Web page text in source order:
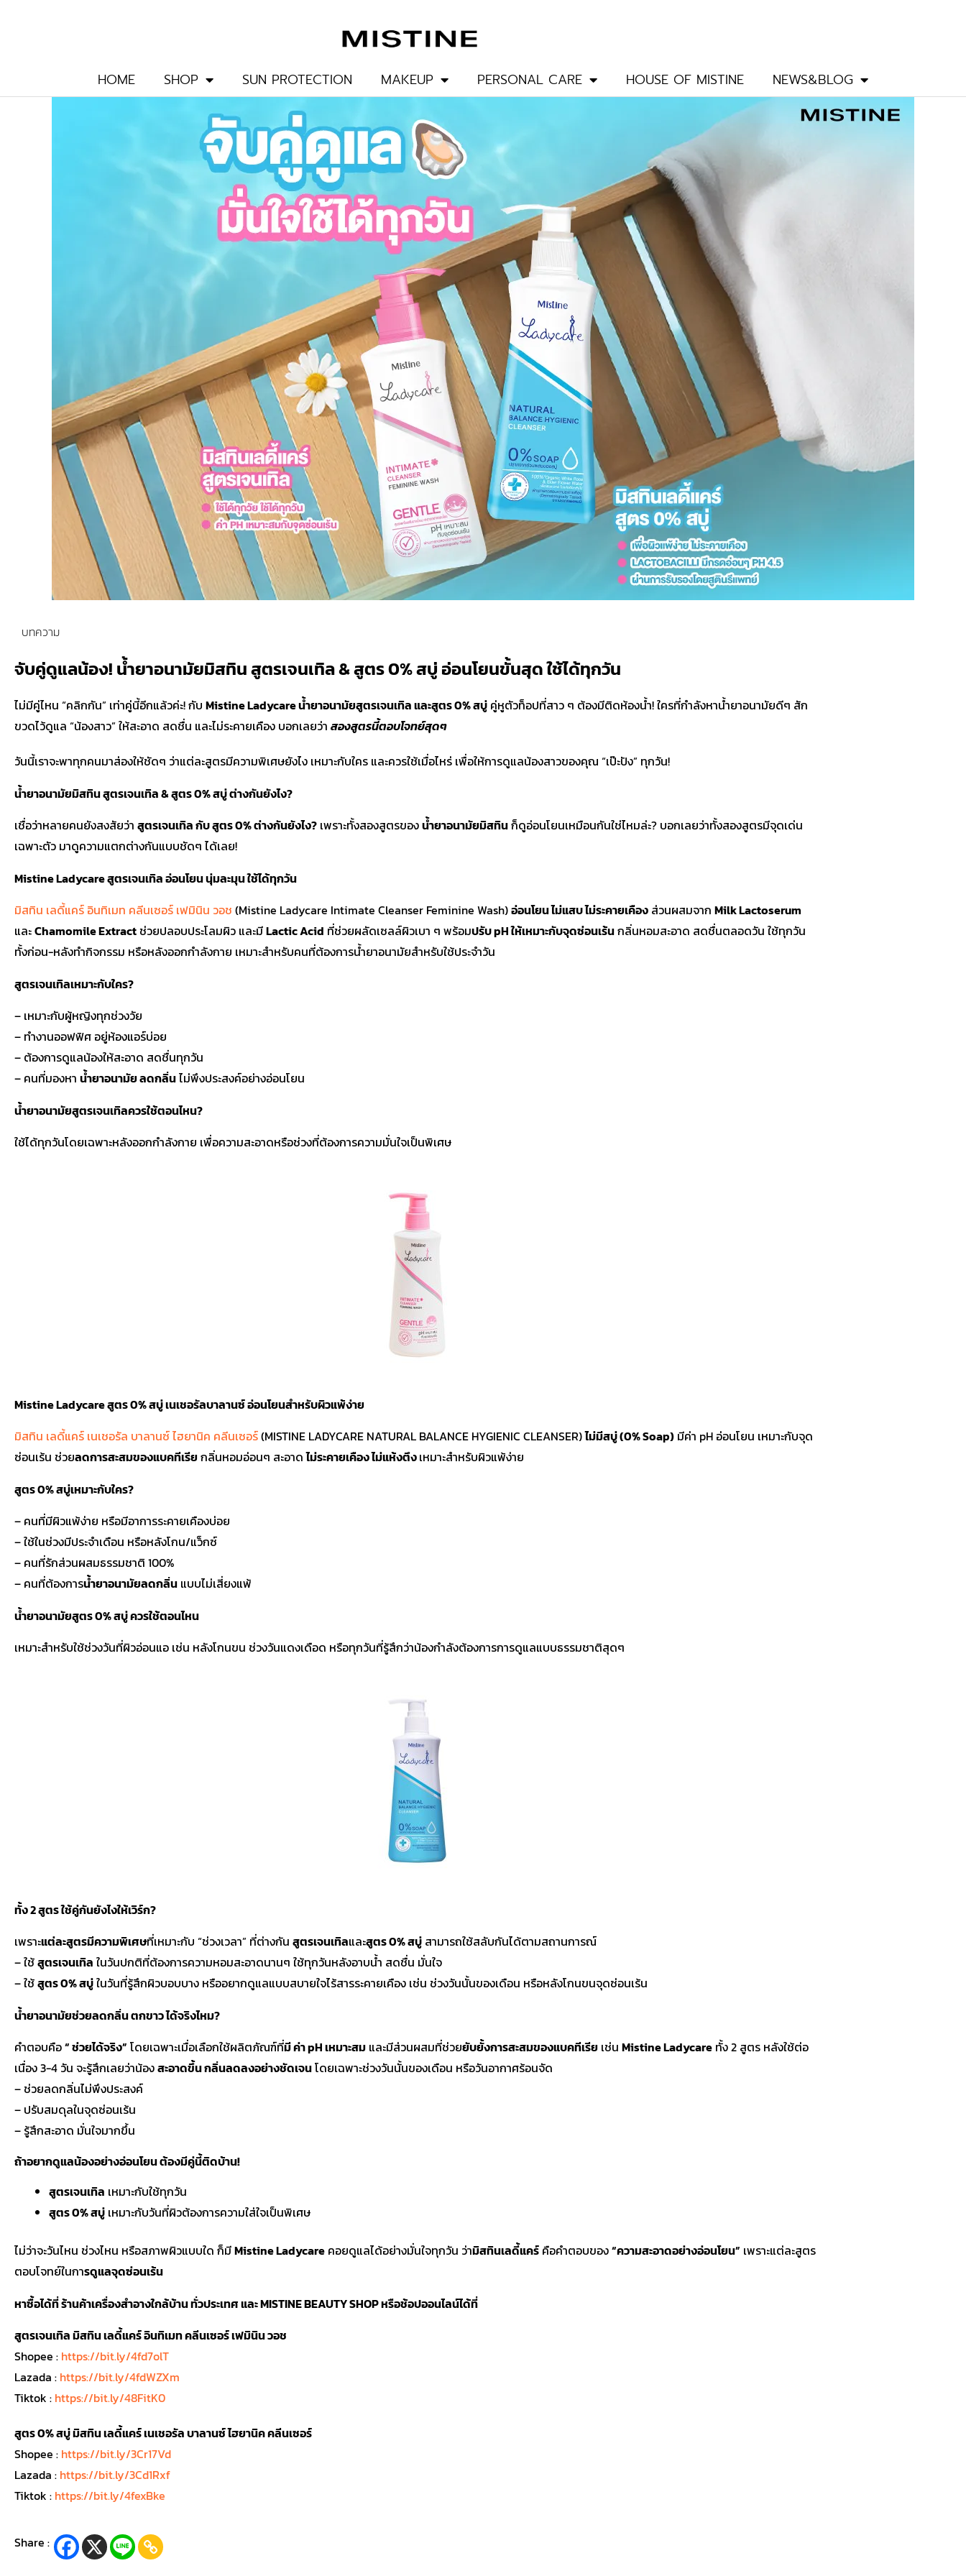
HOME SHOP SUN PROTECTION MAKEUP PERSONAL CARE HOUSE OF MISTINE NEWS&BLOG
บทความ
จับคู่ดูแลน้อง! น้ำยาอนามัยมิสทิน สูตรเจนเทิล & สูตร 0% สบู่ อ่อนโยนขั้นสุด ใช้ได้ทุกวัน
ไม่มีคู่ไหน “คลิกกัน” เท่าคู่นี้อีกแล้วค่ะ! กับ Mistine Ladycare น้ำยาอนามัยสูตรเจนเทิล และสูตร 0% สบู่ คู่หูตัวท็อปที่สาว ๆ ต้องมีติดห้องน้ำ! ใครที่กำลังหาน้ำยาอนามัยดีๆ สัก
ขวดไว้ดูแล “น้องสาว” ให้สะอาด สดชื่น และไม่ระคายเคือง บอกเลยว่า สองสูตรนี้ตอบโจทย์สุดๆ
วันนี้เราจะพาทุกคนมาส่องให้ชัดๆ ว่าแต่ละสูตรมีความพิเศษยังไง เหมาะกับใคร และควรใช้เมื่อไหร่ เพื่อให้การดูแลน้องสาวของคุณ “เป๊ะปัง” ทุกวัน!
น้ำยาอนามัยมิสทิน สูตรเจนเทิล & สูตร 0% สบู่ ต่างกันยังไง?
เชื่อว่าหลายคนยังสงสัยว่า สูตรเจนเทิล กับ สูตร 0% ต่างกันยังไง? เพราะทั้งสองสูตรของน้ำยาอนามัยมิสทินก็ดูอ่อนโยนเหมือนกันใช่ไหมล่ะ? บอกเลยว่าทั้งสองสูตรมีจุดเด่น
เฉพาะตัว มาดูความแตกต่างกันแบบชัดๆ ได้เลย!
Mistine Ladycare สูตรเจนเทิล อ่อนโยน นุ่มละมุน ใช้ได้ทุกวัน
มิสทิน เลดี้แคร์ อินทิเมท คลีนเซอร์ เฟมินิน วอช (Mistine Ladycare Intimate Cleanser Feminine Wash)อ่อนโยน ไม่แสบ ไม่ระคายเคือง ส่วนผสมจาก Milk Lactoserum
และChamomile Extractช่วยปลอบประโลมผิว และมีLactic Acid ที่ช่วยผลัดเซลล์ผิวเบา ๆ พร้อมปรับ pH ให้เหมาะกับจุดซ่อนเร้นกลิ่นหอมสะอาด สดชื่นตลอดวัน ใช้ทุกวัน
ทั้งก่อน-หลังทำกิจกรรม หรือหลังออกกำลังกาย เหมาะสำหรับคนที่ต้องการน้ำยาอนามัยสำหรับใช้ประจำวัน
สูตรเจนเทิลเหมาะกับใคร?
– เหมาะกับผู้หญิงทุกช่วงวัย
– ทำงานออฟฟิศ อยู่ห้องแอร์บ่อย
– ต้องการดูแลน้องให้สะอาด สดชื่นทุกวัน
– คนที่มองหา น้ำยาอนามัย ลดกลิ่นไม่พึงประสงค์อย่างอ่อนโยน
น้ำยาอนามัยสูตรเจนเทิลควรใช้ตอนไหน?
ใช้ได้ทุกวันโดยเฉพาะหลังออกกำลังกาย เพื่อความสะอาดหรือช่วงที่ต้องการความมั่นใจเป็นพิเศษ
Mistine Ladycare สูตร 0% สบู่ เนเชอรัลบาลานซ์ อ่อนโยนสำหรับผิวแพ้ง่าย
มิสทิน เลดี้แคร์ เนเชอรัล บาลานซ์ ไฮยานิค คลีนเซอร์(MISTINE LADYCARE NATURAL BALANCE HYGIENIC CLEANSER)ไม่มีสบู่ (0% Soap) มีค่า pH อ่อนโยน เหมาะกับจุด
ซ่อนเร้น ช่วยลดการสะสมของแบคทีเรียกลิ่นหอมอ่อนๆ สะอาดไม่ระคายเคือง ไม่แห้งตึงเหมาะสำหรับผิวแพ้ง่าย
สูตร 0% สบู่เหมาะกับใคร?
– คนที่มีผิวแพ้ง่าย หรือมีอาการระคายเคืองบ่อย
– ใช้ในช่วงมีประจำเดือน หรือหลังโกน/แว็กซ์
– คนที่รักส่วนผสมธรรมชาติ 100%
– คนที่ต้องการน้ำยาอนามัยลดกลิ่น แบบไม่เสี่ยงแพ้
น้ำยาอนามัยสูตร 0% สบู่ ควรใช้ตอนไหน
เหมาะสำหรับใช้ช่วงวันที่ผิวอ่อนแอ เช่น หลังโกนขน ช่วงวันแดงเดือด หรือทุกวันที่รู้สึกว่าน้องกำลังต้องการการดูแลแบบธรรมชาติสุดๆ
ทั้ง 2 สูตร ใช้คู่กันยังไงให้เวิร์ก?
เพราะแต่ละสูตรมีความพิเศษที่เหมาะกับ “ช่วงเวลา” ที่ต่างกัน สูตรเจนเทิลและสูตร 0% สบู่ สามารถใช้สลับกันได้ตามสถานการณ์
– ใช้สูตรเจนเทิล ในวันปกติที่ต้องการความหอมสะอาดนานๆ ใช้ทุกวันหลังอาบน้ำ สดชื่น มั่นใจ
– ใช้สูตร 0% สบู่ในวันที่รู้สึกผิวบอบบาง หรืออยากดูแลแบบสบายใจไร้สารระคายเคือง เช่น ช่วงวันนั้นของเดือน หรือหลังโกนขนจุดซ่อนเร้น
น้ำยาอนามัยช่วยลดกลิ่น ตกขาว ได้จริงไหม?
คำตอบคือ“ ช่วยได้จริง” โดยเฉพาะเมื่อเลือกใช้ผลิตภัณฑ์ที่มี ค่า pH เหมาะสม และมีส่วนผสมที่ช่วยยับยั้งการสะสมของแบคทีเรีย เช่น Mistine Ladycare ทั้ง 2 สูตร หลังใช้ต่อ
เนื่อง 3-4 วัน จะรู้สึกเลยว่าน้องสะอาดขึ้น กลิ่นลดลงอย่างชัดเจนโดยเฉพาะช่วงวันนั้นของเดือน หรือวันอากาศร้อนจัด
– ช่วยลดกลิ่นไม่พึงประสงค์
– ปรับสมดุลในจุดซ่อนเร้น
– รู้สึกสะอาด มั่นใจมากขึ้น
ถ้าอยากดูแลน้องอย่างอ่อนโยน ต้องมีคู่นี้ติดบ้าน!
สูตรเจนเทิล เหมาะกับใช้ทุกวัน
สูตร 0% สบู่ เหมาะกับวันที่ผิวต้องการความใส่ใจเป็นพิเศษ
ไม่ว่าจะวันไหน ช่วงไหน หรือสภาพผิวแบบใด ก็มีMistine Ladycare คอยดูแลได้อย่างมั่นใจทุกวัน ว่ามิสทินเลดี้แคร์ คือคำตอบของ“ความสะอาดอย่างอ่อนโยน” เพราะแต่ละสูตร
ตอบโจทย์ในการดูแลจุดซ่อนเร้น
หาซื้อได้ที่ ร้านค้าเครื่องสำอางใกล้บ้าน ทั่วประเทศ และ MISTINE BEAUTY SHOP หรือช้อปออนไลน์ได้ที่
สูตรเจนเทิล มิสทิน เลดี้แคร์ อินทิเมท คลีนเซอร์ เฟมินิน วอช
Shopee : https://bit.ly/4fd7olT
Lazada : https://bit.ly/4fdWZXm
Tiktok : https://bit.ly/48FitK0
สูตร 0% สบู่ มิสทิน เลดี้แคร์ เนเชอรัล บาลานซ์ ไฮยานิค คลีนเซอร์
Shopee : https://bit.ly/3Cr17Vd
Lazada : https://bit.ly/3Cd1Rxf
Tiktok : https://bit.ly/4fexBke
Share :